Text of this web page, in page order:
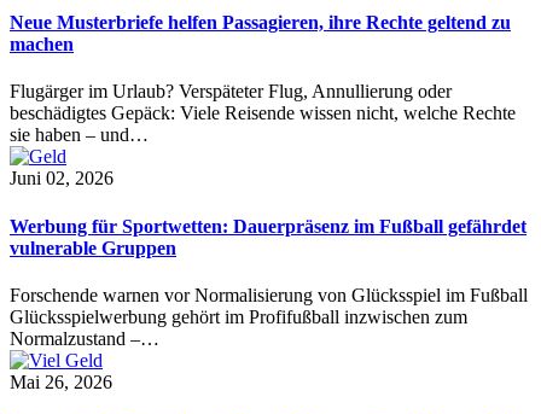
Neue Musterbriefe helfen Passagieren, ihre Rechte geltend zu
machen
Flugärger im Urlaub? Verspäteter Flug, Annullierung oder
beschädigtes Gepäck: Viele Reisende wissen nicht, welche Rechte
sie haben – und…
Juni 02, 2026
Werbung für Sportwetten: Dauerpräsenz im Fußball gefährdet
vulnerable Gruppen
Forschende warnen vor Normalisierung von Glücksspiel im Fußball
Glücksspielwerbung gehört im Profifußball inzwischen zum
Normalzustand –…
Mai 26, 2026